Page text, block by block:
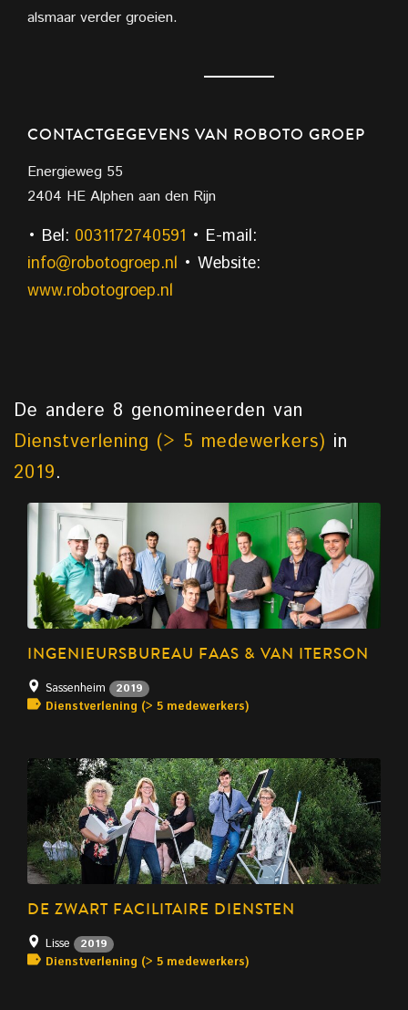
alsmaar verder groeien.
CONTACTGEGEVENS VAN ROBOTO GROEP
Energieweg 55
2404 HE Alphen aan den Rijn
• Bel: 0031172740591 • E-mail:
info@robotogroep.nl • Website:
www.robotogroep.nl
De andere 8 genomineerden van
Dienstverlening (> 5 medewerkers) in
2019.
INGENIEURSBUREAU FAAS & VAN ITERSON
Sassenheim 2019
Dienstverlening (> 5 medewerkers)
DE ZWART FACILITAIRE DIENSTEN
Lisse 2019
Dienstverlening (> 5 medewerkers)